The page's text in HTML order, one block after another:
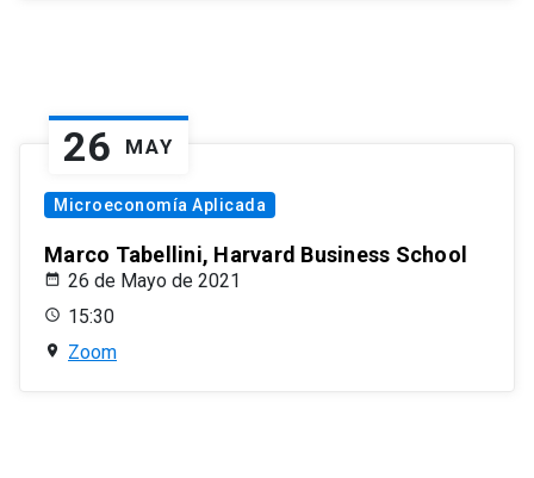
26 MAY
Microeconomía Aplicada
Marco Tabellini, Harvard Business School
26 de Mayo de 2021
15:30
Zoom